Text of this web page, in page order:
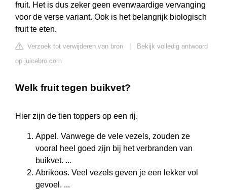
fruit. Het is dus zeker geen evenwaardige vervanging
voor de verse variant. Ook is het belangrijk biologisch
fruit te eten.
Verzoek tot verwijderen van bron
Bekijk volledig antwoord
op juicebro.com
Welk fruit tegen buikvet?
Hier zijn de tien toppers op een rij.
Appel. Vanwege de vele vezels, zouden ze
vooral heel goed zijn bij het verbranden van
buikvet. ...
Abrikoos. Veel vezels geven je een lekker vol
gevoel. ...